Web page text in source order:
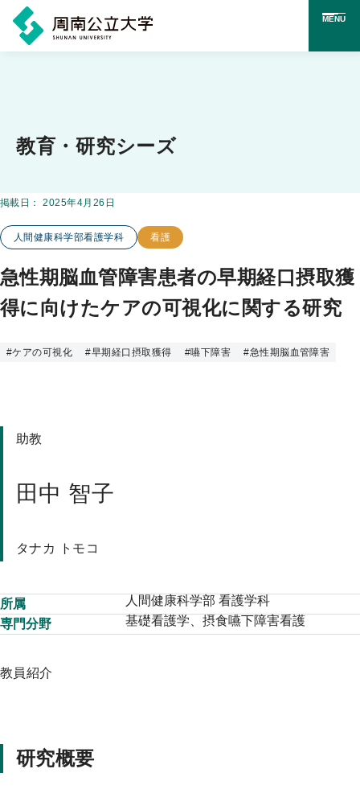
ツ
に
ス
キ
ッ
MENU
教育・研究シーズ
掲載日：2025年4月26日
この教育・研究シーズのカテゴリー
人間健康科学部看護学科 看護
急性期脳血管障害患者の早期経口摂取獲
得に向けたケアの可視化に関する研究
この教育・研究シーズに関連するキーワード
#ケアの可視化 #早期経口摂取獲得 #嚥下障害 #急性期脳血管障害
助教
田中 智子
タナカ トモコ
所属
人間健康科学部 看護学科
専門分野
基礎看護学、摂食嚥下障害看護
教員紹介
研究概要